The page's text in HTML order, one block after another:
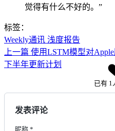
觉得有什么不好的。”
标签：
Weekly通讯 浅度报告
上一篇 使用LSTM模型对
下半年更新计划